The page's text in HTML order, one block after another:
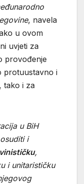
, navela
u ovom
uvjeti za
provođenje
protuustavno i
tako i za
u BiH
i
,
i unitarističku